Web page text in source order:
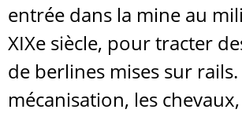
entrée dans la mine au
XIXe siècle, pour tracter
de berlines mises sur
mécanisation, les